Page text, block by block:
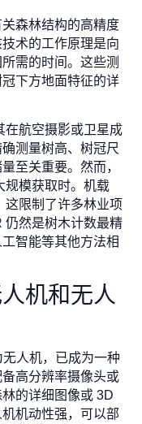
森林结构的高精度
术的工作原理是向
需的时间。这些测
下方地面特征的详
在航空摄影或卫星成
测量树高、树冠尺
至关重要。然而，
规模获取时。机载
这限制了许多林业项
仍然是树木计数最精
智能等其他方法相
机和无人
人机，已成为一种
高分辨率摄像头或
的详细图像或 3D
机动性强，可以部